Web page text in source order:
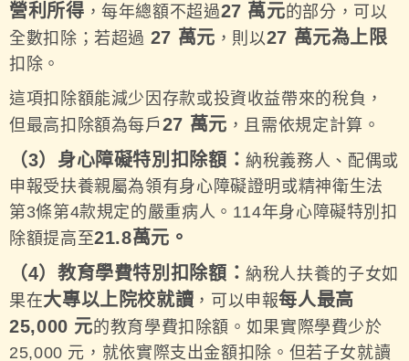
營利所得 ，每年總額不超過27 萬元的部分，可以
全數扣除；若超過 27 萬元 ，則以27 萬元為上限
扣除。
這項扣除額能減少因存款或投資收益帶來的稅負，
但最高扣除額為每戶 27 萬元 ，且需依規定計算。
（3）身心障礙特別扣除額：納稅義務人、配偶或
申報受扶養親屬為領有身心障礙證明或精神衛生法
第3條第4款規定的嚴重病人。114年身心障礙特別扣
除額提高至21.8萬元。
（4）教育學費特別扣除額：納稅人扶養的子女如
果在大專以上院校就讀 ，可以申報每人最高
25,000 元的教育學費扣除額。如果實際學費少於
25,000 元，就依實際支出金額扣除。但若子女就讀